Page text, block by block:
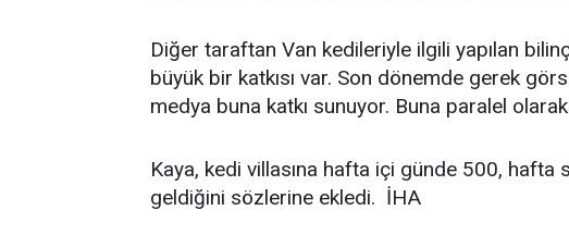
Diğer taraftan Van kedileriyle ilgili yapılan
büyük bir katkısı var. Son dönemde gerek
medya buna katkı sunuyor. Buna paralel
Kaya, kedi villasına hafta içi günde 500,
geldiğini sözlerine ekledi. İHA